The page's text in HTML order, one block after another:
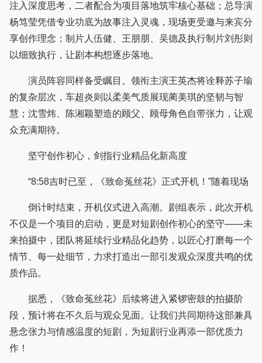
注入深度思考，二者配合为项目落地筑牢核心基础；总导演
杨笃莹凭借专业功底为故事注入灵魂，现场更受邀与来宾分
享创作理念；制片人伍健、王朋朋、吴德及执行制片刘彤则
以细致执行，让剧本构想逐步落地。
演员阵容同样备受瞩目。领衔主演王英杰将诠释苏子瑜
的复杂层次，车超炎则以柔美气质展现蔺美琪的坚韧与智
慧；沈雪炜、陈湘颖塑造的顾父、顾母角色自带张力，让观
众充满期待。
坚守创作初心，剑指行业精品化新高度
“8:58吉时已至，《致命菟丝花》正式开机！”随着现场
倒计时结束，开机仪式进入高潮。剧组表示，此次开机
不仅是一个项目的启动，更是对短剧创作初心的坚守——未
来拍摄中，团队将延续行业精品化趋势，以匠心打磨每一个
情节、每一处细节，力求打造出一部引发观众深度共鸣的优
质作品。
据悉，《致命菟丝花》后续将进入紧锣密鼓的拍摄阶
段，预计将在不久后与观众见面。让我们共同期待这部兼具
悬念张力与情感温度的短剧，为短剧行业再添一部优质力
作！